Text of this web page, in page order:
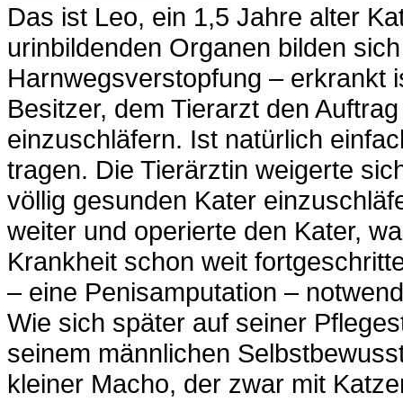
Das ist Leo, ein 1,5 Jahre alter
urinbildenden Organen bilden
Harnwegsverstopfung – erkrankt
Besitzer, dem Tierarzt den
einzuschläfern. Ist natürlich
tragen. Die Tierärztin weigerte
völlig gesunden Kater
weiter und operierte den Kater,
Krankheit schon weit
– eine Penisamputation –
Wie sich später auf seiner
seinem männlichen
kleiner Macho, der zwar mit